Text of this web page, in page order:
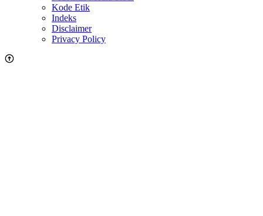
Kode Etik
Indeks
Disclaimer
Privacy Policy